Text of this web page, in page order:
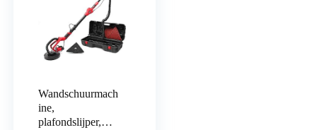
Wandschuurmach
ine,
plafondslijper,